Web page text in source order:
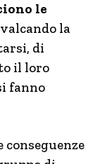
le
la
di
il loro
fanno
conseguenze